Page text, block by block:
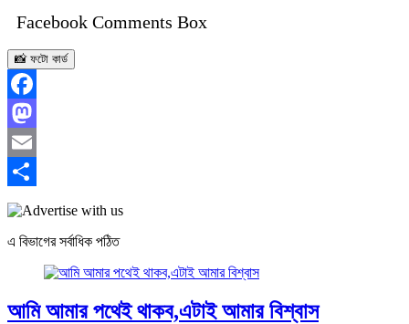
Facebook Comments Box
📸 ফটো কার্ড
Facebook
Mastodon
Email
Share
এ বিভাগের সর্বাধিক পঠিত
আমি আমার পথেই থাকব,এটাই আমার বিশ্বাস